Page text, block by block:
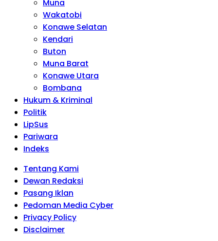
Muna
Wakatobi
Konawe Selatan
Kendari
Buton
Muna Barat
Konawe Utara
Bombana
Hukum & Kriminal
Politik
LipSus
Pariwara
Indeks
Tentang Kami
Dewan Redaksi
Pasang Iklan
Pedoman Media Cyber
Privacy Policy
Disclaimer